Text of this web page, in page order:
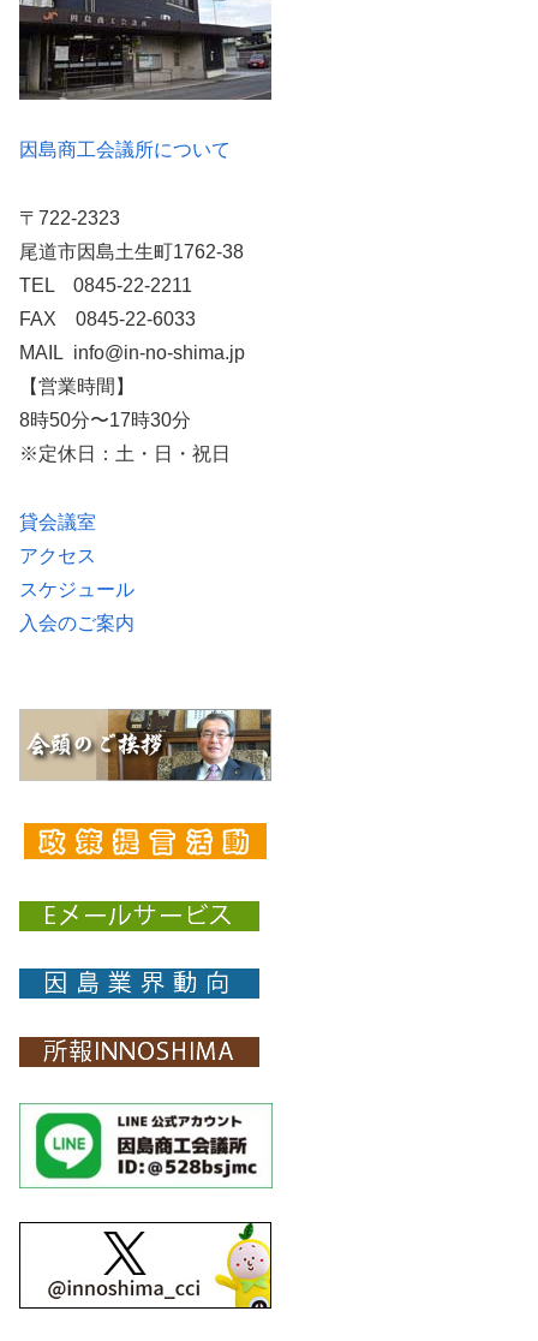
因島商工会議所について
〒722-2323
尾道市因島土生町1762-38
TEL 0845-22-2211
FAX 0845-22-6033
MAIL info@in-no-shima.jp
【営業時間】
8時50分〜17時30分
※定休日：土・日・祝日
貸会議室
アクセス
スケジュール
入会のご案内